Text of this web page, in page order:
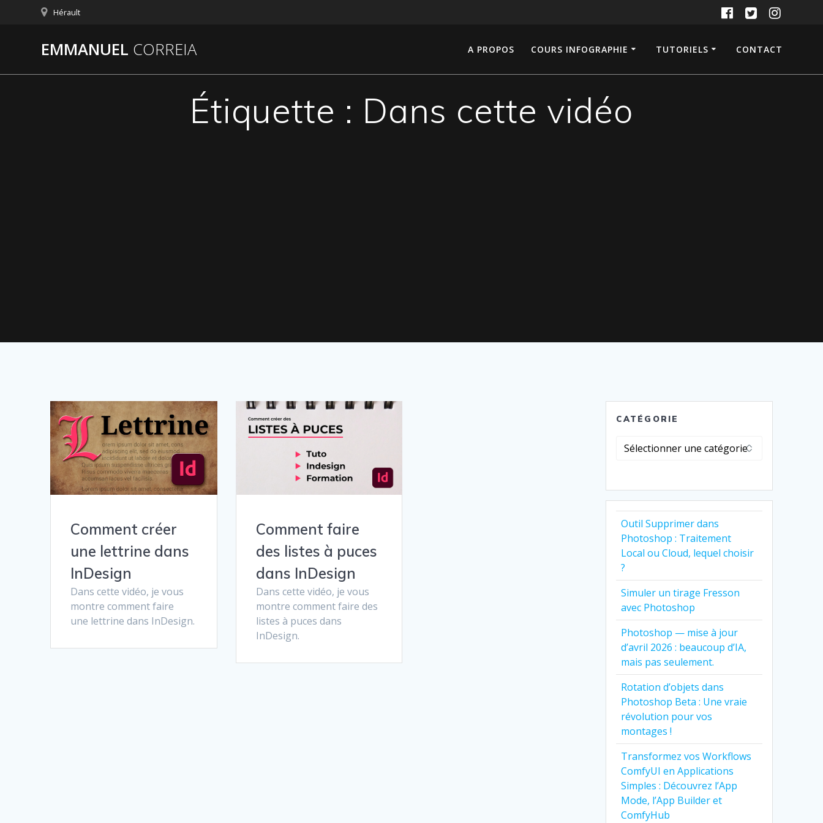
Hérault
EMMANUEL CORREIA A PROPOS COURS INFOGRAPHIE TUTORIELS CONTACT
Étiquette : Dans cette vidéo
Comment créer
une lettrine dans
InDesign
Dans cette vidéo, je vous
montre comment faire
une lettrine dans InDesign.
Comment faire
des listes à puces
dans InDesign
Dans cette vidéo, je vous
montre comment faire des
listes à puces dans
InDesign.
CATÉGORIE
Catégorie
Outil Supprimer dans
Photoshop : Traitement
Local ou Cloud, lequel choisir
?
Simuler un tirage Fresson
avec Photoshop
Photoshop — mise à jour
d’avril 2026 : beaucoup d’IA,
mais pas seulement.
Rotation d’objets dans
Photoshop Beta : Une vraie
révolution pour vos
montages !
Transformez vos Workflows
ComfyUI en Applications
Simples : Découvrez l’App
Mode, l’App Builder et
ComfyHub